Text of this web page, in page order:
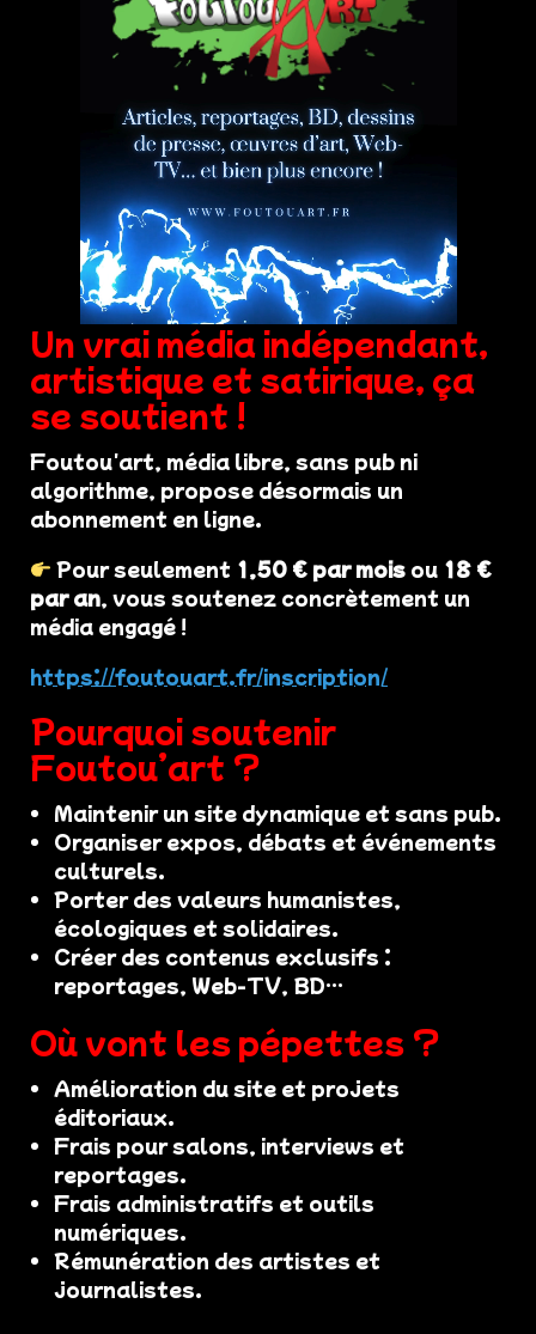
Un vrai média indépendant,
artistique et satirique, ça
se soutient !
Foutou'art, média libre, sans pub ni
algorithme, propose désormais un
abonnement en ligne.
Pour seulement 1,50 € par mois ou 18 €
par an, vous soutenez concrètement un
média engagé !
https://foutouart.fr/inscription/
Pourquoi soutenir
Foutou’art ?
Maintenir un site dynamique et sans pub.
Organiser expos, débats et événements
culturels.
Porter des valeurs humanistes,
écologiques et solidaires.
Créer des contenus exclusifs :
reportages, Web-TV, BD…
Où vont les pépettes ?
Amélioration du site et projets
éditoriaux.
Frais pour salons, interviews et
reportages.
Frais administratifs et outils
numériques.
Rémunération des artistes et
journalistes.